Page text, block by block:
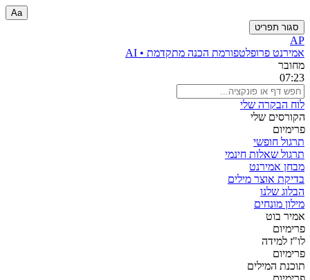
Aa
סגור תפריט
AP
אמירנט פרופלטפורמת הכנה מתקדמת • AI
מחובר
07:23
לוח הבקרה שלי
הקורסים שלי
פרימיום
תרגול חופשי
תרגול שאלות חינמי
מבחן אמירנט
בדיקת אוצר מילים
הבלוג שלנו
מילון מונחים
אמיר בוט
פרימיום
לו"ז למידה
פרימיום
תוכנת המילים